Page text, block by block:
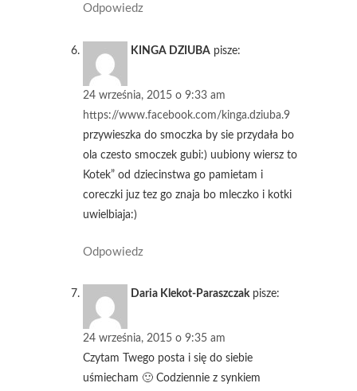
Odpowiedz
KINGA DZIUBA pisze:
24 września, 2015 o 9:33 am
https://www.facebook.com/kinga.dziuba.9
przywieszka do smoczka by sie przydała bo
ola czesto smoczek gubi:) uubiony wiersz to
Kotek” od dziecinstwa go pamietam i
coreczki juz tez go znaja bo mleczko i kotki
uwielbiaja:)
Odpowiedz
Daria Klekot-Paraszczak pisze:
24 września, 2015 o 9:35 am
Czytam Twego posta i się do siebie
uśmiecham 🙂 Codziennie z synkiem